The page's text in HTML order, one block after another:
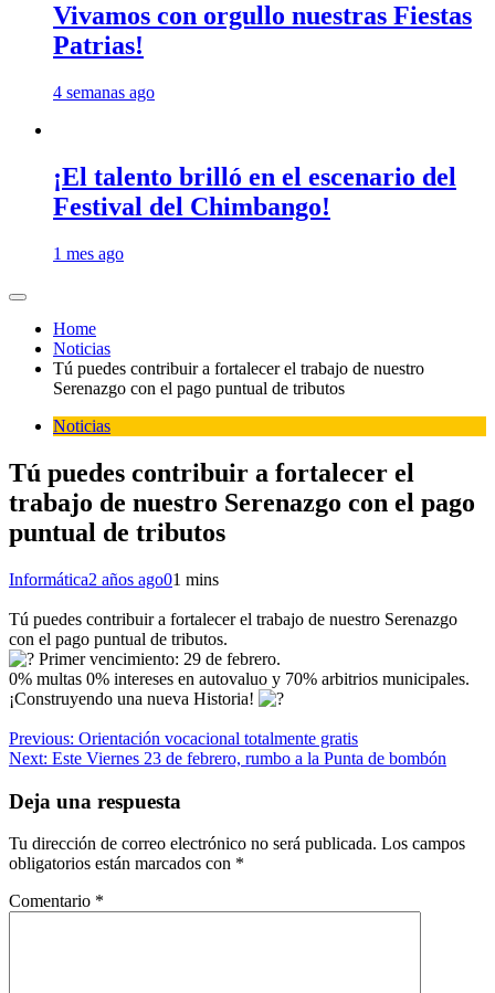
Vivamos con orgullo nuestras Fiestas
Patrias!
4 semanas ago
¡El talento brilló en el escenario del
Festival del Chimbango!
1 mes ago
Home
Noticias
Tú puedes contribuir a fortalecer el trabajo de nuestro
Serenazgo con el pago puntual de tributos
Noticias
Tú puedes contribuir a fortalecer el
trabajo de nuestro Serenazgo con el pago
puntual de tributos
Informática2 años ago01 mins
Tú puedes contribuir a fortalecer el trabajo de nuestro Serenazgo
con el pago puntual de tributos.
Primer vencimiento: 29 de febrero.
0% multas 0% intereses en autovaluo y 70% arbitrios municipales.
¡Construyendo una nueva Historia!
Navegación
de
entradas
Previous: Orientación vocacional totalmente gratis
Next: Este Viernes 23 de febrero, rumbo a la Punta de bombón
Deja una respuesta
Tu dirección de correo electrónico no será publicada. Los campos
obligatorios están marcados con *
Comentario *